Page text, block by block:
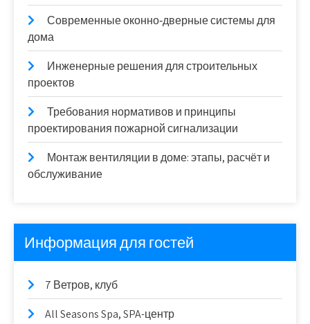
Современные оконно‑дверные системы для
дома
Инженерные решения для строительных
проектов
Требования нормативов и принципы
проектирования пожарной сигнализации
Монтаж вентиляции в доме: этапы, расчёт и
обслуживание
Информация для гостей
7 Ветров, клуб
All Seasons Spa, SPA-центр